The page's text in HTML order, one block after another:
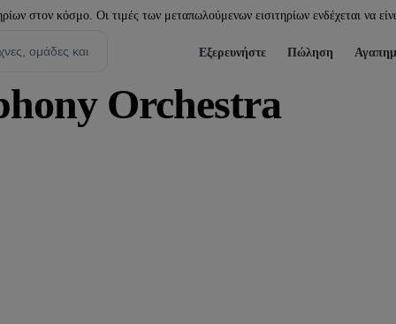
στον κόσμο. Οι τιμές των μεταπωλούμενων εισιτηρίων ενδέχεται να
Εξερευνήστε Πώληση
Orchestra